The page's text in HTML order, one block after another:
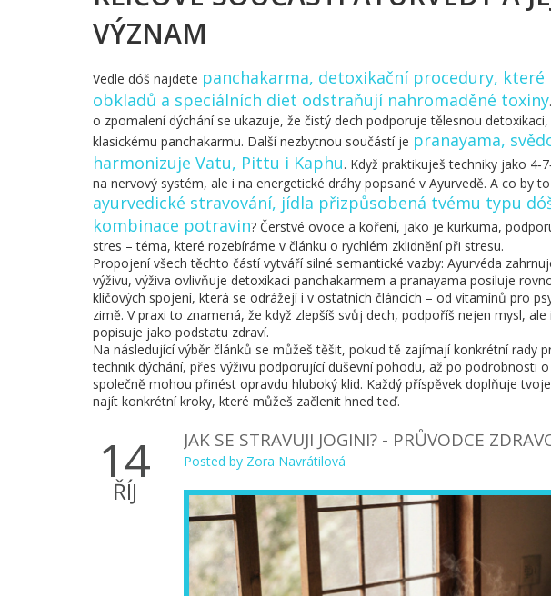
VÝZNAM
Vedle dóš najdete panchakarma, detoxikační procedury, které
obkladů a speciálních diet odstraňují nahromaděné toxiny
o zpomalení dýchání se ukazuje, že čistý dech podporuje tělesnou
klasickému panchakarmu. Další nezbytnou součástí je pranayama,
harmonizuje Vatu, Pittu i Kaphu. Když praktikuješ techniky jako
na nervový systém, ale i na energetické dráhy popsané v Ayurvedě. A co by
ayurvedické stravování, jídla přizpůsobená tvému typu
kombinace potravin? Čerstvé ovoce a koření, jako je kurkuma,
stres – téma, které rozebíráme v článku o rychlém zklidnění při stresu.
Propojení všech těchto částí vytváří silné semantické vazby: Ayurvéda
výživu, výživa ovlivňuje detoxikaci panchakarmem a pranayama posiluje
klíčových spojení, která se odrážejí i v ostatních článcích – od vitamínů pro
zimě. V praxi to znamená, že když zlepšíš svůj dech, podpoříš nejen mysl,
popisuje jako podstatu zdraví.
Na následující výběr článků se můžeš těšit, pokud tě zajímají konkrétní rady
technik dýchání, přes výživu podporující duševní pohodu, až po podrobnosti
společně mohou přinést opravdu hluboký klid. Každý příspěvek doplňuje
najít konkrétní kroky, které můžeš začlenit hned teď.
14
ŘÍJ
JAK SE STRAVUJI JOGINI? - PRŮVODCE
Posted by Zora Navrátilová